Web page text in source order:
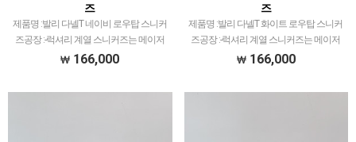
즈
제품명 :발리 다넬T 네이비 로우탑 스니커
즈공장 :-럭셔리 계열 스니커즈는 메이저
공장에서 취급되는 모델 많이 없습니다.그
166,000
즈
제품명 :발리 다넬T 화이트 로우탑 스니커
즈공장 :-럭셔리 계열 스니커즈는 메이저
공장에서 취급되는 모델 많이 없습니다.그
166,000